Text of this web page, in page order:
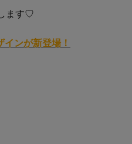
ます♡
ンが新登場！